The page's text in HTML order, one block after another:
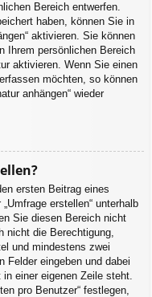
Bereich entwerfen.
haben, können Sie in
aktivieren. Sie können
Ihrem persönlichen Bereich
aktivieren. Wenn Sie einen
möchten, so können
anhängen“ wieder
ersten Beitrag eines
erstellen“ unterhalb
Sie diesen Bereich nicht
nicht die Berechtigung,
und mindestens zwei
Felder eingeben und dabei
einer eigenen Zeile steht.
pro Benutzer“ festlegen,